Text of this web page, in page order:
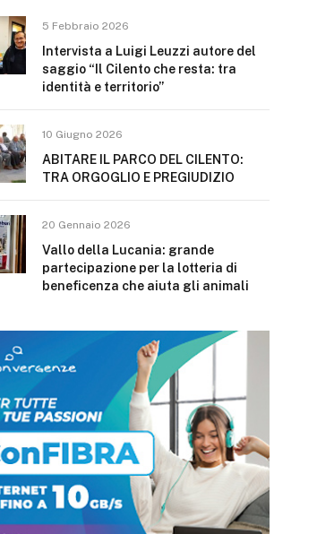
5 Febbraio 2026
Intervista a Luigi Leuzzi autore del
saggio “Il Cilento che resta: tra
identità e territorio”
10 Giugno 2026
ABITARE IL PARCO DEL CILENTO:
TRA ORGOGLIO E PREGIUDIZIO
20 Gennaio 2026
Vallo della Lucania: grande
partecipazione per la lotteria di
beneficenza che aiuta gli animali